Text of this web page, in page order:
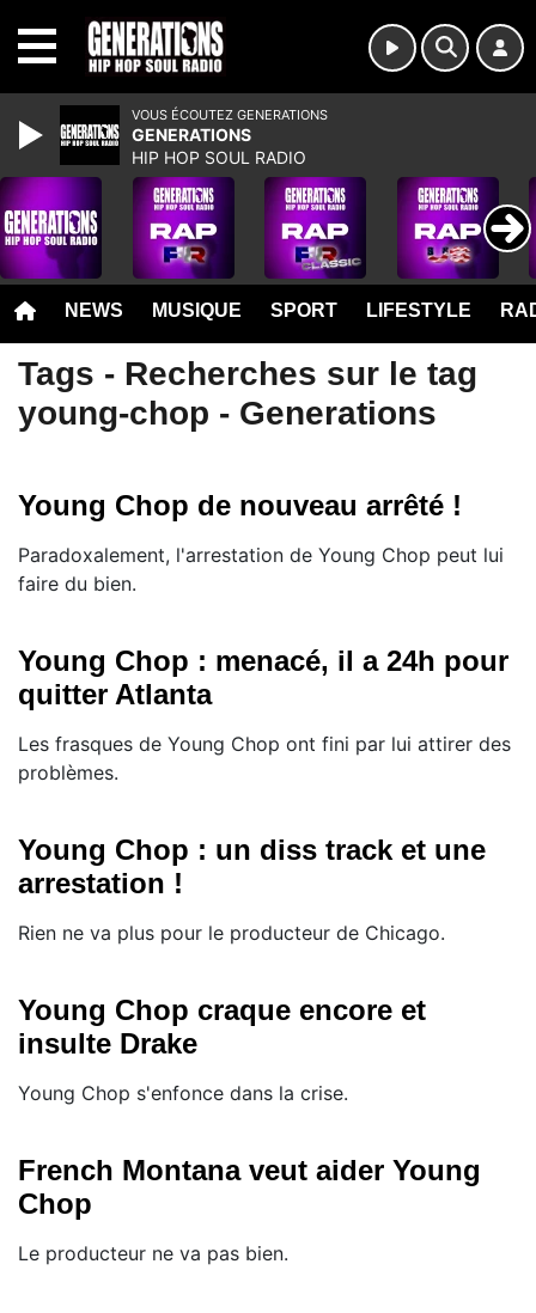
NEWS MUSIQUE SPORT LIFESTYLE
Tags - Recherches sur le tag
young-chop - Generations
Young Chop de nouveau arrêté !
Paradoxalement, l'arrestation de Young Chop peut lui
faire du bien.
Young Chop : menacé, il a 24h pour
quitter Atlanta
Les frasques de Young Chop ont fini par lui attirer des
problèmes.
Young Chop : un diss track et une
arrestation !
Rien ne va plus pour le producteur de Chicago.
Young Chop craque encore et
insulte Drake
Young Chop s'enfonce dans la crise.
French Montana veut aider Young
Chop
Le producteur ne va pas bien.
VOUS ÉCOUTEZ GENERATIONS
GENERATIONS
HIP HOP SOUL RADIO